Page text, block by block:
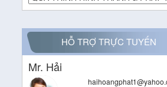
HỖ TRỢ TRỰC TUYẾN
Mr. Hải